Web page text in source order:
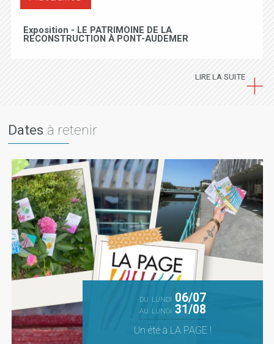
Exposition - LE PATRIMOINE DE LA
RECONSTRUCTION À PONT-AUDEMER
LIRE LASUITE
Dates à retenir
DU LUNDI 06/07
AU LUNDI 31/08
Un été à LA PAGE !